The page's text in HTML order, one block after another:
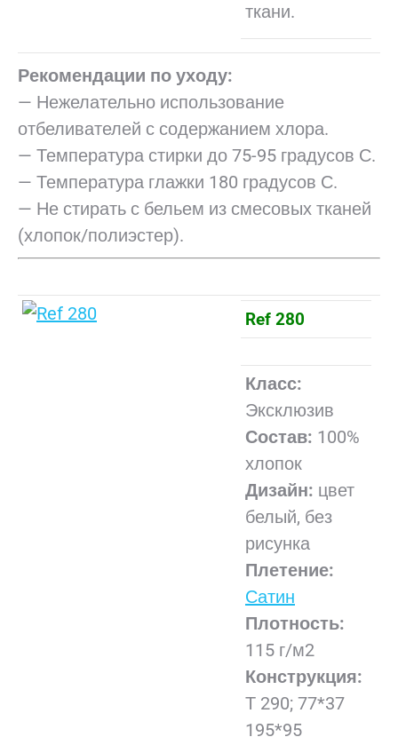
ткани.
Рекомендации по уходу:
— Нежелательно использование
отбеливателей с содержанием хлора.
— Температура стирки до 75-95 градусов С.
— Температура глажки 180 градусов С.
— Не стирать с бельем из смесовых тканей
(хлопок/полиэстер).
Ref 280
Класс:
Эксклюзив
Состав: 100%
хлопок
Дизайн: цвет
белый, без
рисунка
Плетение:
Сатин
Плотность:
115 г/м2
Конструкция:
Т 290; 77*37
195*95